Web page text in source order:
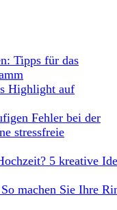
Tipps für das
Highlight auf
Fehler bei der
stressfreie
5 kreative
machen Sie Ihre